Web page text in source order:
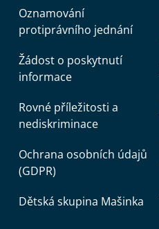
Oznamování
protiprávního jednání
Žádost o poskytnutí
informace
Rovné příležitosti a
nediskriminace
Ochrana osobních údajů
(GDPR)
Dětská skupina Mašinka